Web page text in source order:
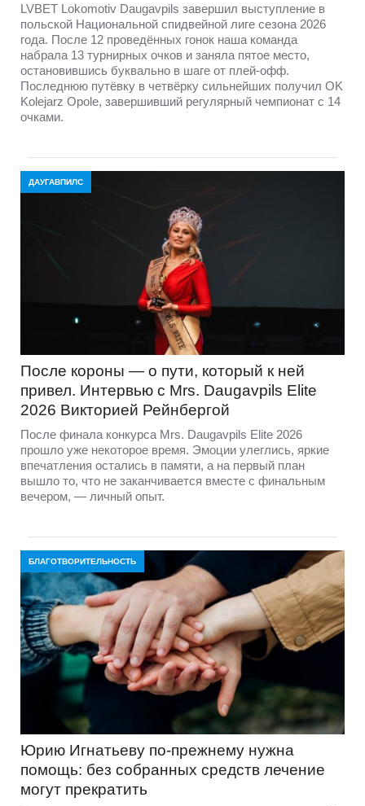
LVBET Lokomotiv Daugavpils завершил выступление в
польской Национальной спидвейной лиге сезона 2026
года. После 12 проведённых гонок наша команда
набрала 13 турнирных очков и заняла пятое место,
остановившись буквально в шаге от плей-офф.
Последнюю путёвку в четвёрку сильнейших получил OK
Kolejarz Opole, завершивший регулярный чемпионат с 14
очками.
ДАУГАВПИЛС
После короны — о пути, который к ней
привел. Интервью с Mrs. Daugavpils Elite
2026 Викторией Рейнбергой
После финала конкурса Mrs. Daugavpils Elite 2026
прошло уже некоторое время. Эмоции улеглись, яркие
впечатления остались в памяти, а на первый план
вышло то, что не заканчивается вместе с финальным
вечером, — личный опыт.
БЛАГОТВОРИТЕЛЬНОСТЬ
Юрию Игнатьеву по-прежнему нужна
помощь: без собранных средств лечение
могут прекратить